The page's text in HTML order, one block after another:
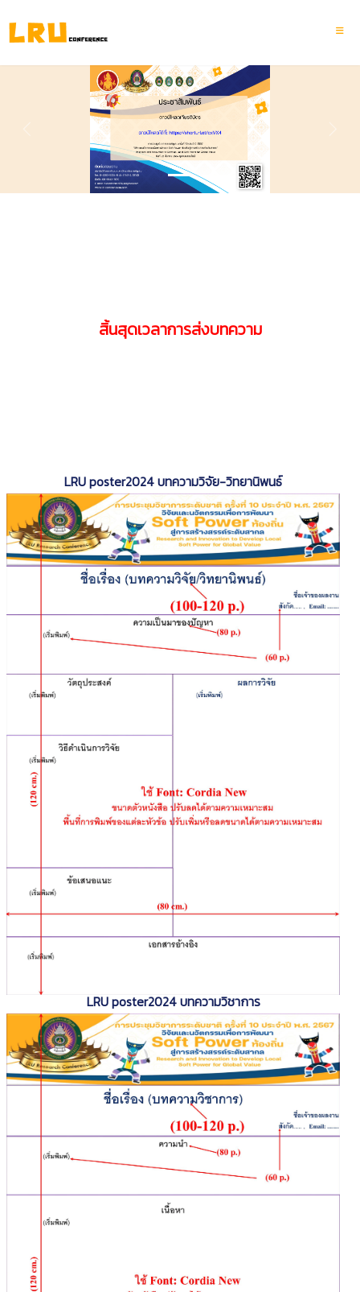
สิ้นสุดเวลาการส่งบทความ
LRU poster2024 บทความวิจัย-วิทยานิพนธ์
LRU poster2024 บทความวิชาการ